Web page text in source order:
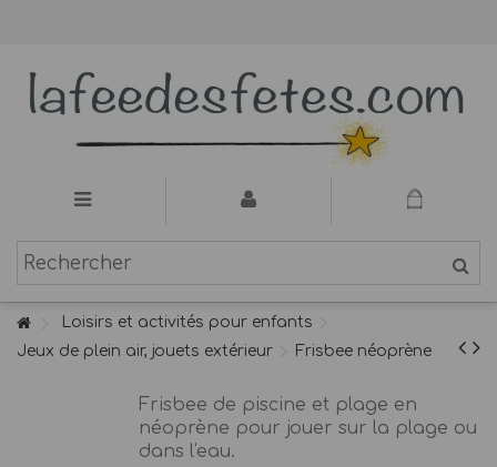
Loisirs et activités pour enfants
Jeux de plein air, jouets extérieur
Frisbee néoprène
Frisbee de piscine et plage en
néoprène pour jouer sur la plage ou
dans l'eau.